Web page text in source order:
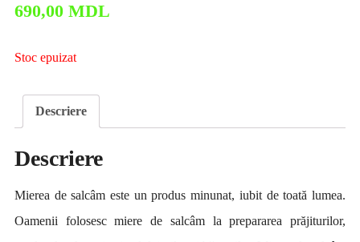
690,00 MDL
Stoc epuizat
Descriere
Descriere
Mierea de salcâm este un produs minunat, iubit de toată lumea.
Oamenii folosesc miere de salcâm la prepararea prăjiturilor,